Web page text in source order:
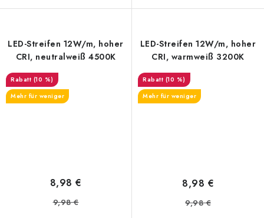
LED-Streifen 12W/m, hoher
CRI, neutralweiß 4500K
(10 %)
Mehr für weniger
8,98 €
9,98 €
LED-Streifen 12W/m, hoher
CRI, warmweiß 3200K
(10 %)
Mehr für weniger
8,98 €
9,98 €